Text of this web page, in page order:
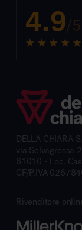
4.9/5
DELLA CHIARA
via Selvagrossa
61010 - Loc.
CF/P.IVA
Rivenditore